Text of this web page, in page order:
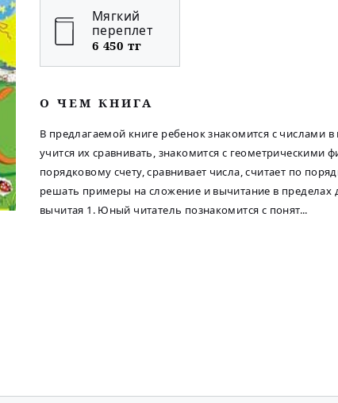
Мягкий
переплет
6 450 тг
O ЧЕМ КНИГА
В предлагаемой книге ребенок знакомится с числами в
учится их сравнивать, знакомится с геометрическими
порядковому счету, сравнивает числа, считает по
решать примеры на сложение и вычитание в пределах
вычитая 1. Юный читатель познакомится с понят...